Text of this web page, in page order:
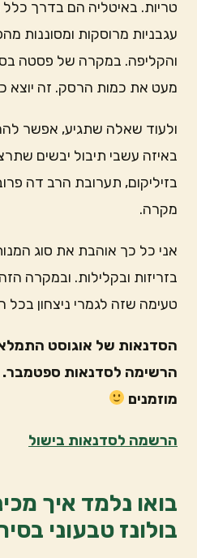
טריות. באיטליה הם בדרך
עגבניות מרוסקות ומסוננות
והקליפה. במקרה של פסטה
מעט את כמות הרסק. זה יוצא
ולעוד שאלה שתגיע, אפשר
באיזה עשבי תיבול יבשים
בזיליקום, תערובת הרב דה
מקרה.
אני כל כך אוהבת את סוג
בזריזות ובקלילות. ובמקרה
טעימה שזה לגמרי ניצחון בכל
הסדנאות של אוגוסט
הרשימה לסדנאות ספטמבר.
מוזמנים
הרשמה לסדנאות בישול
בואו נלמד איך
בולונז טבעוני